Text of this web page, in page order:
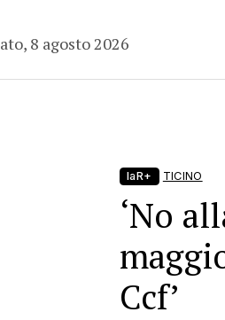
8 agosto 2026
laR+ TICINO
‘No
Ccf’